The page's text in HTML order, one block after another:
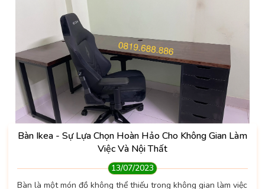
Bàn Ikea - Sự Lựa Chọn Hoàn Hảo Cho Không Gian Làm
Việc Và Nội Thất
13/07/2023
Bàn là một món đồ không thể thiếu trong không gian làm việc